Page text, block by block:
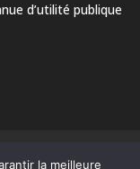
d’utilité publique
la meilleure